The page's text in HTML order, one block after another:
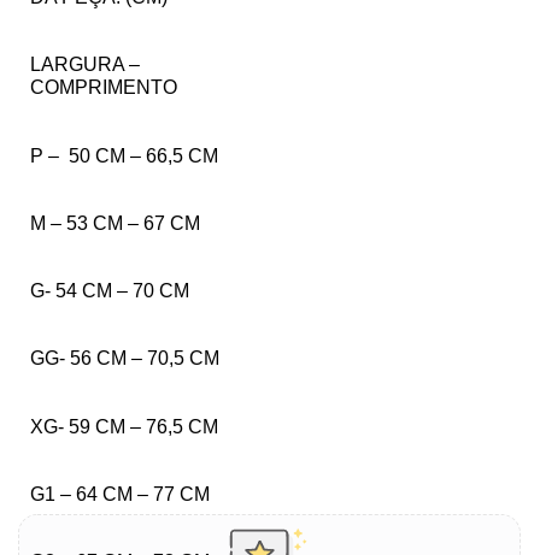
LARGURA –
COMPRIMENTO
P – 50 CM – 66,5 CM
M – 53 CM – 67 CM
G- 54 CM – 70 CM
GG- 56 CM – 70,5 CM
XG- 59 CM – 76,5 CM
G1 – 64 CM – 77 CM